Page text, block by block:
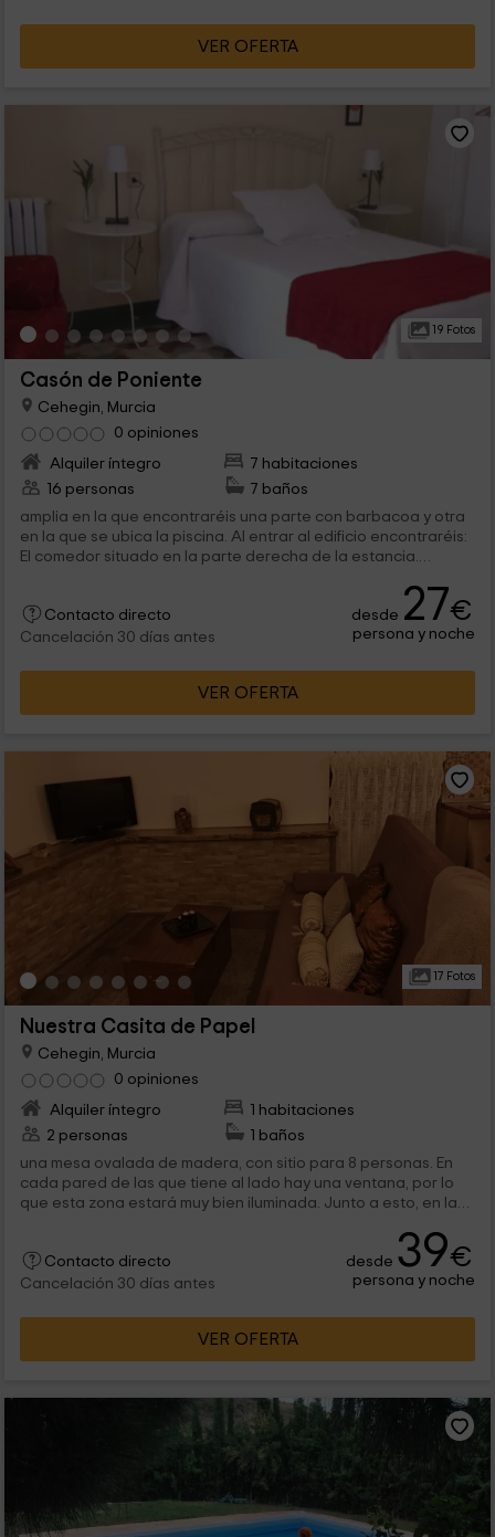
VER OFERTA
19 Fotos
Casón de Poniente
Cehegin, Murcia
0 opiniones
Alquiler íntegro
7 habitaciones
16 personas
7 baños
amplia en la que encontraréis una parte con barbacoa y otra
en la que se ubica la piscina. Al entrar al edificio encontraréis:
El comedor situado en la parte derecha de la estancia.
Contacto directo
Cancelación 30 días antes
desde 27€
persona y noche
VER OFERTA
17 Fotos
Nuestra Casita de Papel
Cehegin, Murcia
0 opiniones
Alquiler íntegro
1 habitaciones
2 personas
1 baños
una mesa ovalada de madera, con sitio para 8 personas. En
cada pared de las que tiene al lado hay una ventana, por lo
que esta zona estará muy bien iluminada. Junto a esto, en la
Contacto directo
Cancelación 30 días antes
desde 39€
persona y noche
VER OFERTA